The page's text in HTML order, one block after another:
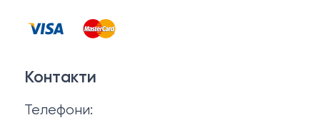
Запальнички
Договір оферти
Політика конфіденційності
Про нас
Контакти
Телефони: